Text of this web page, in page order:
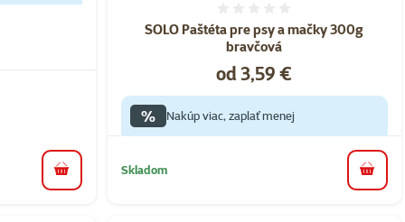
do košíka
SOLO Paštéta pre psy a mačky 300g
bravčová
Cena
od 3,59 €
% Nakúp viac, zaplať menej
Skladom do